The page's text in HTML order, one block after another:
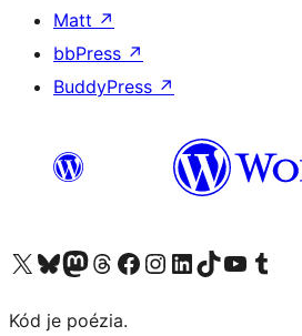
Matt ↗
bbPress ↗
BuddyPress ↗
Navštívte náš účet na X (predtým Twitter)
Navštívte náš účet na platforme Bluesky
Navštívte náš účet na Mastodone
Navštívte náš účet na platforme Threads
Navštívte našu stránku na Facebooku
Navštívte náš účet Instagram
Navštívte náš účet LinkedIn
Navštívte náš účet na platforme TikTok
Navštívte náš kanál
Navštívte náš účet na
Kód je poézia.